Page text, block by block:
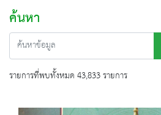
ค้นหา
รายการที่พบทั้งหมด 43,833 รายการ